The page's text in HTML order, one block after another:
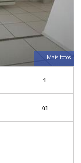
Mais fotos
1
41